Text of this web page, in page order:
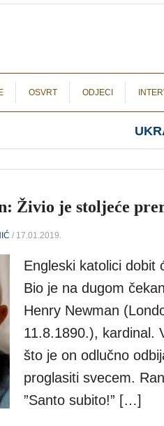
OSVRT ODJECI
Živio je stoljeće
/ 17.01.2019.
Engleski katolici dobit
Bio je na dugom
Henry Newman
11.8.1890.), kardinal.
što je on odlučno
proglasiti svecem.
”Santo subito!” […]